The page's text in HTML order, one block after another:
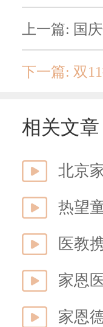
上一篇: 国
下一篇: 双
相关文章
北京
热望
家恩